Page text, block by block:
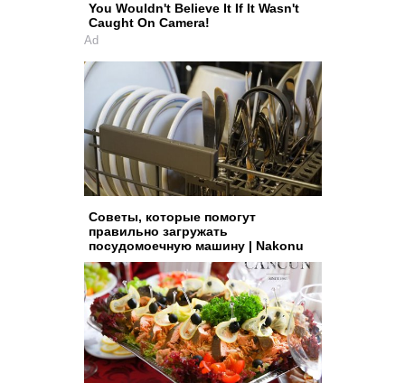
You Wouldn't Believe It If It Wasn't
Caught On Camera!
Ad
Советы, которые помогут
правильно загружать
посудомоечную машину | Nakonu